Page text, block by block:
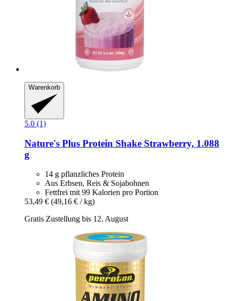
Warenkorb
5.0 (1)
Nature's Plus Protein Shake Strawberry, 1.088
g
14 g pflanzliches Protein
Aus Erbsen, Reis & Sojabohnen
Fettfrei mit 99 Kalorien pro Portion
53,49 € (49,16 € / kg)
Gratis Zustellung bis 12. August